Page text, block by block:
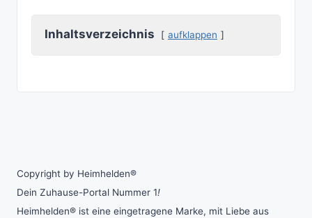
Inhaltsverzeichnis aufklappen
Copyright by Heimhelden®
Dein Zuhause-Portal Nummer 1!
Heimhelden® ist eine eingetragene Marke, mit Liebe aus